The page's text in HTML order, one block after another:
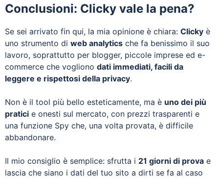
Conclusioni: Clicky vale la pena?
Se sei arrivato fin qui, la mia opinione è chiara: Clicky è
uno strumento di web analytics che fa benissimo il suo
lavoro, soprattutto per blogger, piccole imprese ed e-
commerce che vogliono dati immediati, facili da
leggere e rispettosi della privacy.
Non è il tool più bello esteticamente, ma è uno dei più
pratici e onesti sul mercato, con prezzi trasparenti e
una funzione Spy che, una volta provata, è difficile
abbandonare.
Il mio consiglio è semplice: sfrutta i 21 giorni di prova e
lascia che siano i dati del tuo sito a dirti se fa al caso